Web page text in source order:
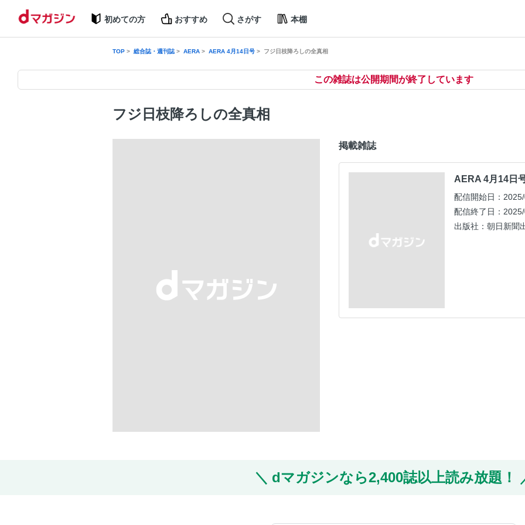
初めての方 おすすめ さがす 本棚
TOP 総合誌・週刊誌 AERA AERA 4月14日号 フジ日枝降ろしの全真相
この雑誌は公開期間が終了しています
フジ日枝降ろしの全真相
掲載雑誌
AERA 4月14日
配信開始日：
配信終了日：
出版社：朝日新聞
dマガジンなら2,400誌以上読み放題！